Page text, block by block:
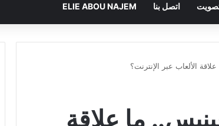
اتصل بنا ELIE ABOU NAJEM
الألعاب عبر الإنترنت؟
ما علاقة